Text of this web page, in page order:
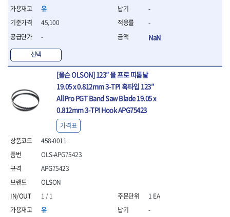
- 스트리퍼
- 자동스트리퍼
- 케이블스트리퍼
- 압착기
- 핀셋
- 절연공구세트
- 절연비트홀다
- 절연비트홀다드라이버
- 방폭망치
- 절연L렌치
- 절연펜치
- 절연니퍼
- 절연가위
- 절연비트
- 절연드라이버교체날
- 절연라쳇렌치
- 절연라쳇렌치세트
- 절연볼트커터
유
45,100
-
선택
-
-
NaN
[올슨 OLSON] 123″ 올 프로 띠톱날
19.05 x 0.812mm 3-TPI 훅타입 123″
AllPro PGT Band Saw Blade 19.05 x
0.812mm 3-TPI Hook APG75423
458-0011
OLSON
1 / 1
유
OLS-APG75423
APG75423
가격표
1 EA
-